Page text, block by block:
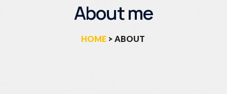
About me
HOME> ABOUT